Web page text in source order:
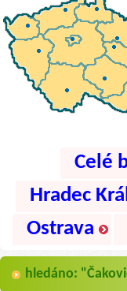
Celé
Hradec
Ostrava
hledáno: